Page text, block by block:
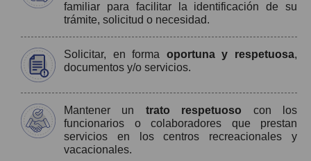
familiar para facilitar la identificación de su
trámite, solicitud o necesidad.
Solicitar, en forma oportuna y respetuosa,
documentos y/o servicios.
Mantener un trato respetuoso con los
funcionarios o colaboradores que prestan
servicios en los centros recreacionales y
vacacionales.